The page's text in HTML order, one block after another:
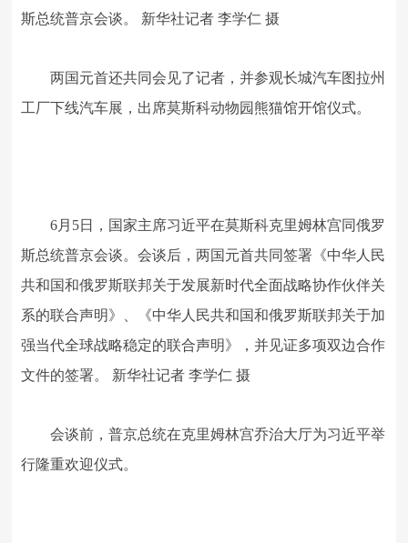
斯总统普京会谈。 新华社记者 李学仁 摄
两国元首还共同会见了记者，并参观长城汽车图拉州
工厂下线汽车展，出席莫斯科动物园熊猫馆开馆仪式。
6月5日，国家主席习近平在莫斯科克里姆林宫同俄罗
斯总统普京会谈。会谈后，两国元首共同签署《中华人民
共和国和俄罗斯联邦关于发展新时代全面战略协作伙伴关
系的联合声明》、《中华人民共和国和俄罗斯联邦关于加
强当代全球战略稳定的联合声明》，并见证多项双边合作
文件的签署。 新华社记者 李学仁 摄
会谈前，普京总统在克里姆林宫乔治大厅为习近平举
行隆重欢迎仪式。